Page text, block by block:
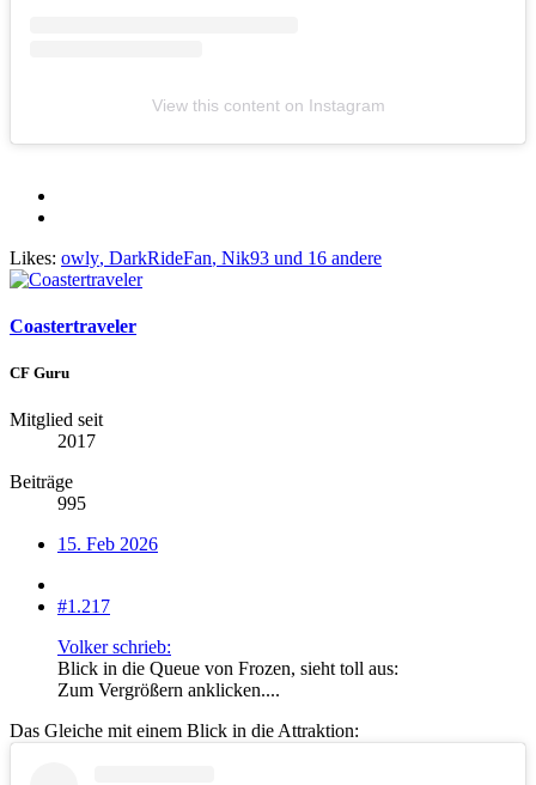
View this content on Instagram
Likes: owly, DarkRideFan, Nik93 und 16 andere
Coastertraveler
CF Guru
Mitglied seit
2017
Beiträge
995
15. Feb 2026
#1.217
Volker schrieb:
Blick in die Queue von Frozen, sieht toll aus:
Zum Vergrößern anklicken....
Das Gleiche mit einem Blick in die Attraktion: